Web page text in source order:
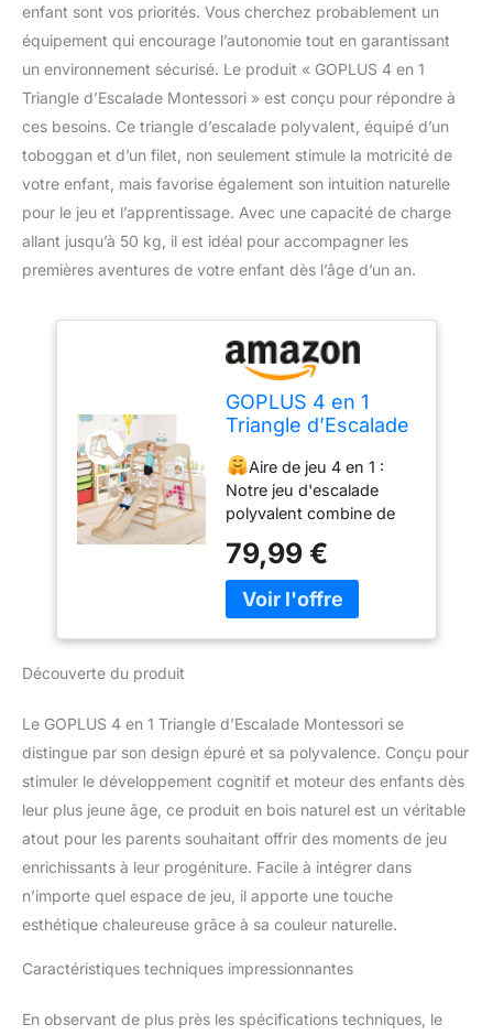
enfant sont vos priorités. Vous cherchez probablement un
équipement qui encourage l’autonomie tout en garantissant
un environnement sécurisé. Le produit « GOPLUS 4 en 1
Triangle d’Escalade Montessori » est conçu pour répondre à
ces besoins. Ce triangle d’escalade polyvalent, équipé d’un
toboggan et d’un filet, non seulement stimule la motricité de
votre enfant, mais favorise également son intuition naturelle
pour le jeu et l’apprentissage. Avec une capacité de charge
allant jusqu’à 50 kg, il est idéal pour accompagner les
premières aventures de votre enfant dès l’âge d’un an.
GOPLUS 4 en 1
Triangle d’Escalade
Triangle Escalade
avec Toboggan et
Filet d’Escalade Aire
de Jeux Montesorri,
Charge 50KG pour
Enfants 1 an+
(Naturel)
Aire de jeu 4 en 1 :
Notre jeu d'escalade
polyvalent combine de
toboggan, filet
d'escalade, échelle
d'escalade et espace de
tout-en-un permet aux
enfants de s'amuser et
de jouer avec leurs
amis.Fabriqué à partir de
hêtre de haute qualité, il
est solide et durable,
avec une surface lisse et
Toboggan inclinable
ajustable : Le toboggan
sécurité comprend une
d'accélération et une
79,99 €
Découverte du produit
Le GOPLUS 4 en 1 Triangle d’Escalade Montessori se
distingue par son design épuré et sa polyvalence. Conçu pour
stimuler le développement cognitif et moteur des enfants dès
leur plus jeune âge, ce produit en bois naturel est un véritable
atout pour les parents souhaitant offrir des moments de jeu
enrichissants à leur progéniture. Facile à intégrer dans
n’importe quel espace de jeu, il apporte une touche
esthétique chaleureuse grâce à sa couleur naturelle.
Caractéristiques techniques impressionnantes
En observant de plus près les spécifications techniques, le